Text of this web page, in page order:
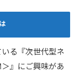
る『次世代型ネ
』にご興味があ